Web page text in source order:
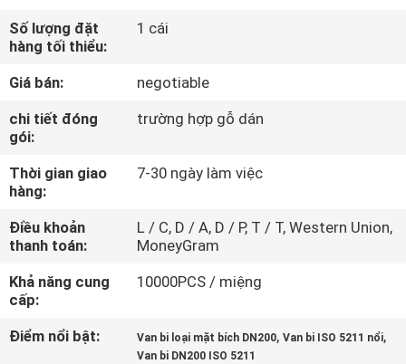
CHÚNG
TÔI
THAM
QUAN
NHÀ
MÁY
KIỂM
SOÁT
CHẤT
Số lượng đặt
hàng tối thiểu:
1 cái
Giá bán:
negotiable
chi tiết đóng
gói:
trường hợp gỗ dán
Thời gian giao
hàng:
7-30 ngày làm việc
Điều khoản
thanh toán:
L / C, D / A, D / P, T / T, Western Union,
MoneyGram
Khả năng cung
cấp:
10000PCS / miệng
Điểm nổi bật: Van bi loại mặt bích DN200,Van bi ISO 5211 nổi,
Van bi DN200 ISO 5211